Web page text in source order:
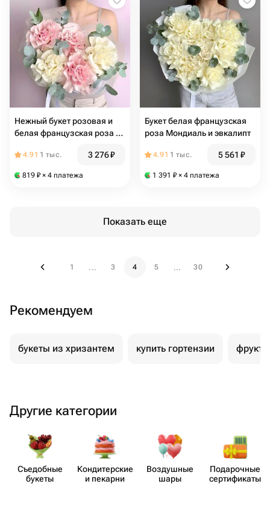
Нежный букет розовая и
белая французская роза и
4.91 1 тыс. 3 276₽
819 ₽ × 4 платежа
Букет белая французская
роза Мондиаль и эвкалипт
4.91 1 тыс. 5 561 ₽
1 391 ₽ × 4 платежа
Показать еще
1 ... 3 4 5 ... 30
Рекомендуем
букеты из хризантем купить гортензии
Другие категории
Съедобные
букеты
Кондит​ерские
и пекарни
Воздушные
шары
Пода​рочные
серти​фикаты